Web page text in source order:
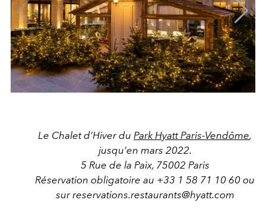
Le Chalet d’Hiver du Park Hyatt Paris-Vendôme,
jusqu'en mars 2022.
5 Rue de la Paix, 75002 Paris
Réservation obligatoire au +33 1 58 71 10 60 ou
sur reservations.restaurants@hyatt.com